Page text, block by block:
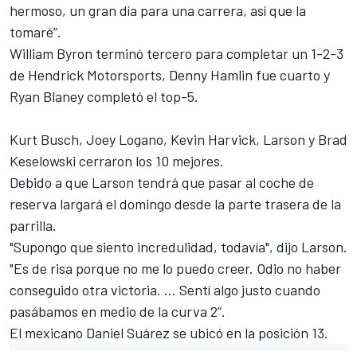
hermoso, un gran día para una carrera, así que la
tomaré”.
William Byron terminó tercero para completar un 1-2-3
de Hendrick Motorsports, Denny Hamlin fue cuarto y
Ryan Blaney completó el top-5.
Kurt Busch, Joey Logano, Kevin Harvick, Larson y Brad
Keselowski cerraron los 10 mejores.
Debido a que Larson tendrá que pasar al coche de
reserva largará el domingo desde la parte trasera de la
parrilla.
"Supongo que siento incredulidad, todavía", dijo Larson.
"Es de risa porque no me lo puedo creer. Odio no haber
conseguido otra victoria. ... Sentí algo justo cuando
pasábamos en medio de la curva 2”.
El mexicano Daniel Suárez se ubicó en la posición 13.